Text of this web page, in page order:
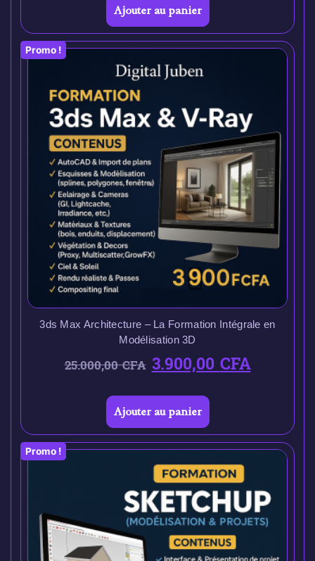
Ajouter au panier
Promo !
3ds Max Architecture – La Formation Intégrale en
Modélisation 3D
25.000,00CFA 3.900,00CFA
Ajouter au panier
Promo !